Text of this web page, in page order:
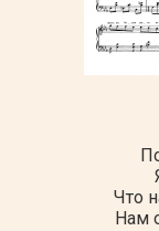
Что
Нам